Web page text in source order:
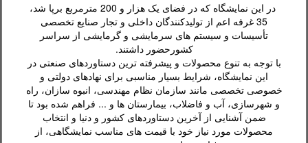
در این نمایشگاه که در فضای یک هزار و 200 مترمربع برپا شد،
35 غرفه اعم از تولیدکنندگان داخلی و تجار صنایع تخصصی
تأسیسات و سیستم های سرمایشی و گرمایشی از سراسر
کشورحضور داشتند.
با توجه به تنوع محصولات و پیشرفته ترین دستاوردهای صنعتی در
این نمایشگاه، شرایط بسیار مناسبی برای نهادهای دولتی و
خصوصی تخصصی مانند سازمان نظام مهندسی، انبوه سازان، راه
و شهرسازی، آب و فاضلاب، بیمارستان ها و ... فراهم شده بود تا
ضمن آشنایی از آخرین دستاوردهای کشور و دنیا و انتخاب
محصولات مورد نیاز خود با قیمت های مناسب نمایشگاهی، از